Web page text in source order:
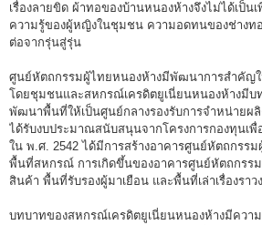
เรื่องลายขิด ผ้าทอของบ้านหนองห้างจึงไม่ได้เป็น
ความรู้ของผู้หญิงในชุมชน ความอดทนของช่างท
ต่อจากรุ่นสู่รุ่น
ศูนย์หัตถกรรมผู้ไทยหนองห้างมีพัฒนาการสำคัญใ
โดยชุมชนและสหกรณ์เครดิตยูเนี่ยนหนองห้างมีบ
พัฒนาพื้นที่ให้เป็นศูนย์กลางรองรับการจำหน่าย
ได้รับงบประมาณสนับสนุนจากโครงการกองทุนเพื่
ใน พ.ศ. 2542 ได้มีการสร้างอาคารศูนย์หัตถกรร
พื้นที่สหกรณ์ การเกิดขึ้นของอาคารศูนย์หัตถกร
สินค้า พื้นที่รับรองผู้มาเยือน และพื้นที่เล่าเรื่องรา
บทบาทของสหกรณ์เครดิตยูเนี่ยนหนองห้างมีคว